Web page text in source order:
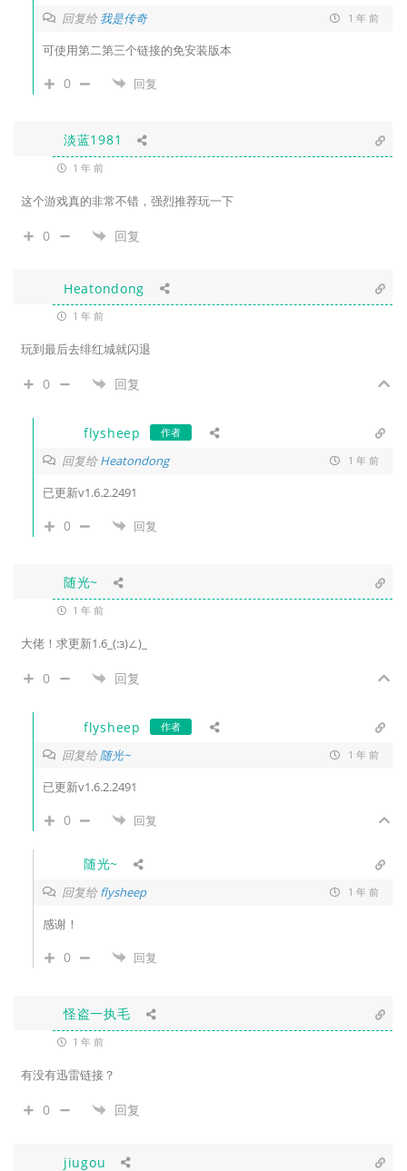
回复给我是传奇 1 年 前
可使用第二第三个链接的免安装版本
0 回复
淡蓝1981
1 年 前
这个游戏真的非常不错，强烈推荐玩一下
0 回复
Heatondong
1 年 前
玩到最后去绯红城就闪退
0 回复
flysheep 作者
回复给Heatondong 1 年 前
已更新v1.6.2.2491
0 回复
随光~
1 年 前
大佬！求更新1.6_(:з)∠)_
0 回复
flysheep 作者
回复给随光~ 1 年 前
已更新v1.6.2.2491
0 回复
随光~
回复给flysheep 1 年 前
感谢！
0 回复
怪盗一执毛
1 年 前
有没有迅雷链接？
0 回复
jiugou